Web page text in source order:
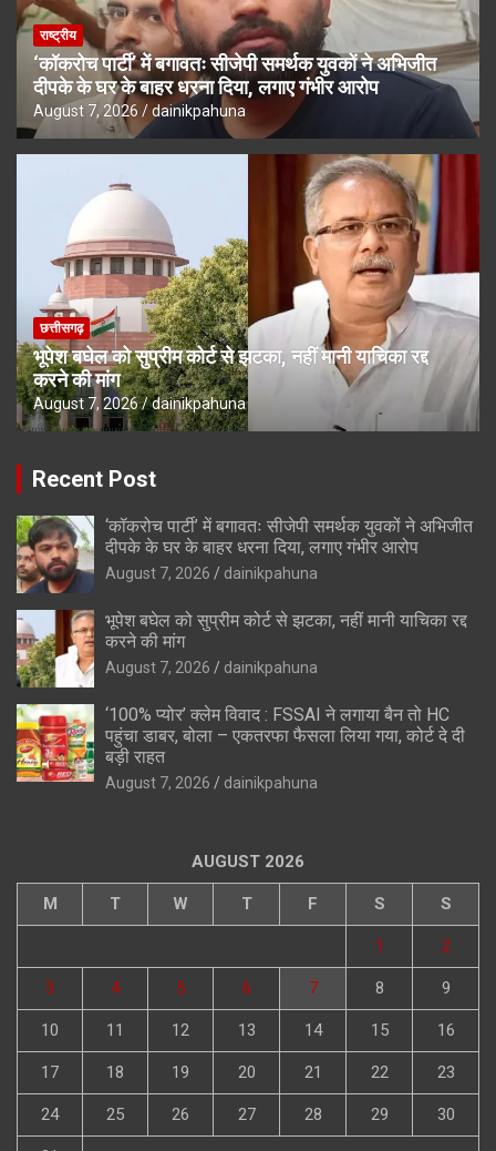
राष्ट्रीय
‘कॉकरोच पार्टी’ में बगावतः सीजेपी समर्थक युवकों ने अभिजीत
दीपके के घर के बाहर धरना दिया, लगाए गंभीर आरोप
August 7, 2026 dainikpahuna
छत्तीसगढ़
भूपेश बघेल को सुप्रीम कोर्ट से झटका, नहीं मानी याचिका रद्द
करने की मांग
August 7, 2026 dainikpahuna
Recent Post
‘कॉकरोच पार्टी’ में बगावतः सीजेपी समर्थक युवकों ने अभिजीत
दीपके के घर के बाहर धरना दिया, लगाए गंभीर आरोप
August 7, 2026 dainikpahuna
भूपेश बघेल को सुप्रीम कोर्ट से झटका, नहीं मानी याचिका रद्द
करने की मांग
August 7, 2026 dainikpahuna
‘100% प्योर’ क्लेम विवाद : FSSAI ने लगाया बैन तो HC
पहुंचा डाबर, बोला – एकतरफा फैसला लिया गया, कोर्ट दे दी
बड़ी राहत
August 7, 2026 dainikpahuna
AUGUST 2026
M T W T F S S
1 2
3 4 5 6 7 8 9
10 11 12 13 14 15 16
17 18 19 20 21 22 23
24 25 26 27 28 29 30